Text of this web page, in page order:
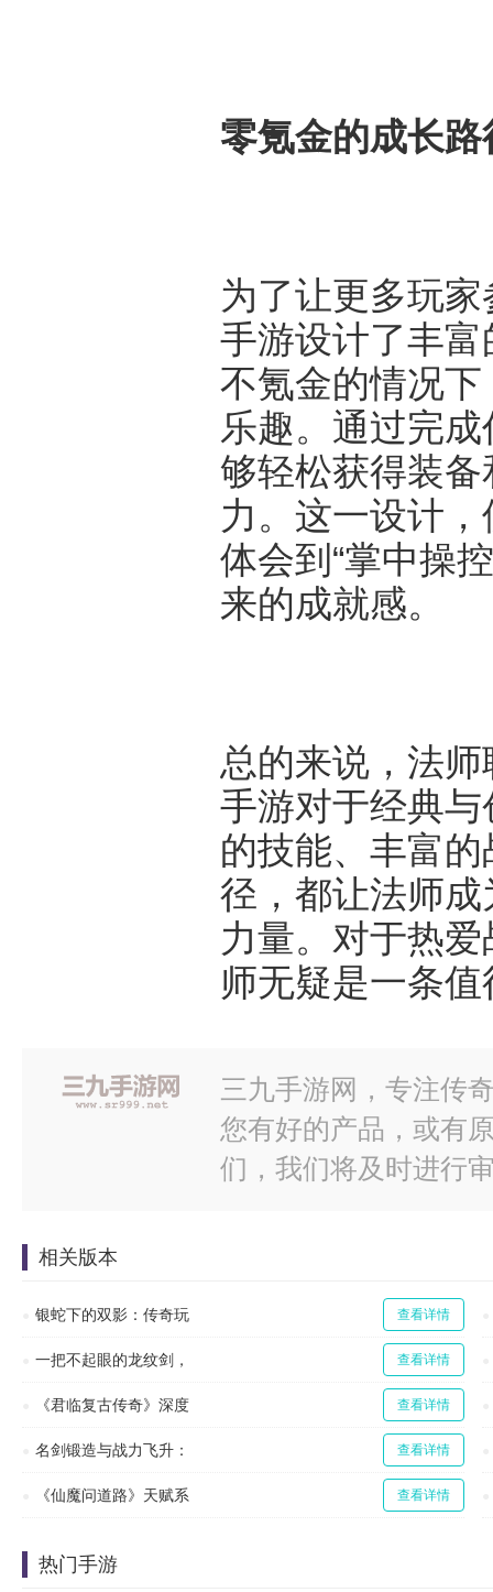
零氪金的成长路
为了让更多玩
手游设计了丰
不氪金的情况
乐趣。通过完
够轻松获得装
力。这一设计
体会到“掌中操
来的成就感。
总的来说，法
手游对于经典
的技能、丰富
径，都让法师
力量。对于热
师无疑是一条
三九手游网，专注传
您有好的产品，或有
们，我们将及时进行
相关版本
查看详情
银蛇下的双影：传奇玩
查看详情
一把不起眼的龙纹剑，
查看详情
《君临复古传奇》深度
查看详情
名剑锻造与战力飞升：
查看详情
《仙魔问道路》天赋系
热门手游